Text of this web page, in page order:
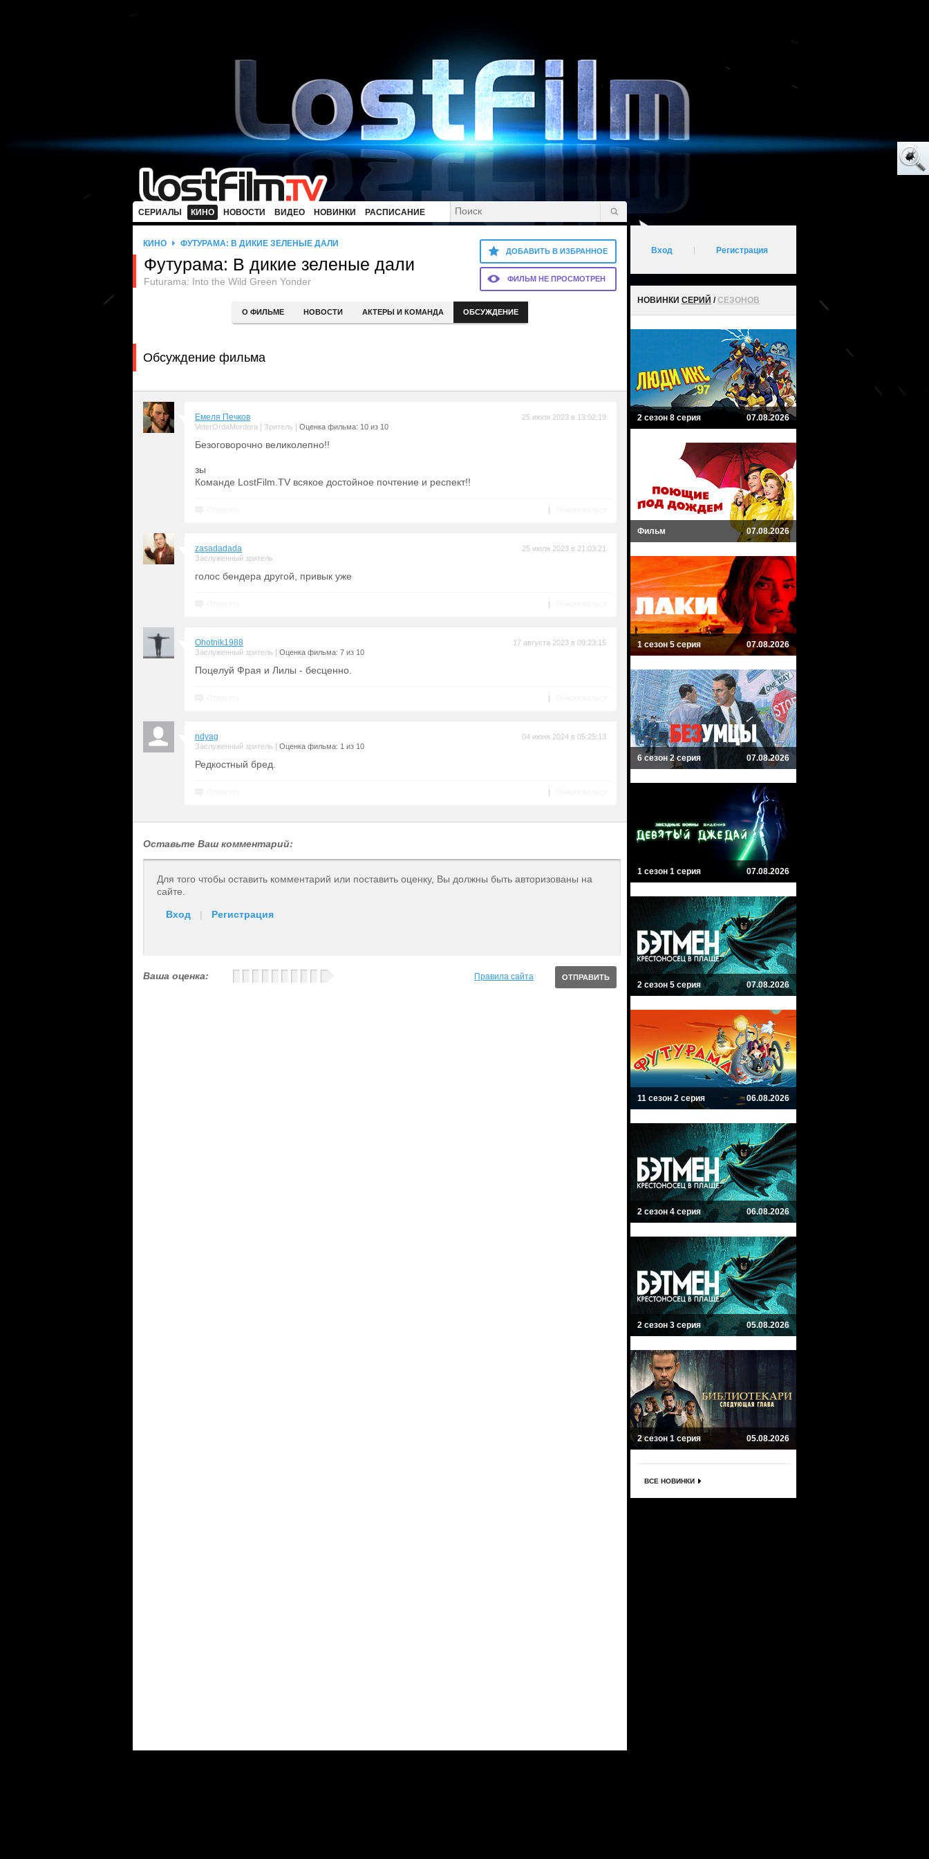
СЕРИАЛЫ КИНО НОВОСТИ ВИДЕО НОВИНКИ РАСПИСАНИЕ
ДОБАВИТЬ В ИЗБРАННОЕ
ФИЛЬМ НЕ ПРОСМОТРЕН
КИНО ФУТУРАМА: В ДИКИЕ ЗЕЛЕНЫЕ ДАЛИ
Футурама: В дикие зеленые дали
Futurama: Into the Wild Green Yonder
О ФИЛЬМЕ НОВОСТИ АКТЕРЫ И КОМАНДА ОБСУЖДЕНИЕ
Обсуждение фильма
Емеля Печков
VeterOrdaMordora Зритель Оценка фильма: 10 из 10
25 июля 2023 в 13:02:19
Безоговорочно великолепно!!
зы
Команде LostFilm.TV всякое достойное почтение и респект!!
|
zasadadada
Заслуженный зритель
25 июля 2023 в 21:03:21
голос бендера другой, привык уже
|
Ohotnik1988
Заслуженный зритель Оценка фильма: 7 из 10
17 августа 2023 в 09:23:15
Поцелуй Фрая и Лилы - бесценно.
|
ndyag
Заслуженный зритель Оценка фильма: 1 из 10
04 июня 2024 в 05:25:13
Редкостный бред.
|
Оставьте Ваш комментарий:
Для того чтобы оставить комментарий или поставить оценку, Вы должны быть авторизованы на
сайте.
Вход | Регистрация
Ваша оценка: Правила сайта
Вход Регистрация
НОВИНКИ СЕРИЙ /СЕЗОНОВ
2 сезон 8 серия 07.08.2026
Фильм 07.08.2026
1 сезон 5 серия 07.08.2026
6 сезон 2 серия 07.08.2026
1 сезон 1 серия 07.08.2026
2 сезон 5 серия 07.08.2026
11 сезон 2 серия 06.08.2026
2 сезон 4 серия 06.08.2026
2 сезон 3 серия 05.08.2026
2 сезон 1 серия 05.08.2026
ВСЕ НОВИНКИ